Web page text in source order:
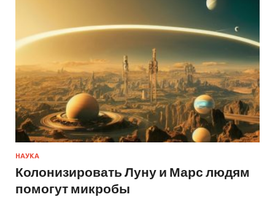
НАУКА
Колонизировать Луну и Марс людям
помогут микробы